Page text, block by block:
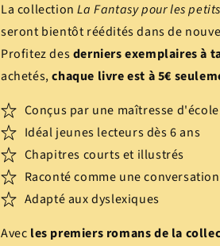
La collection La Fantasy pour les petits
seront bientôt réédités dans de
Profitez desderniers exemplaires à
achetés,chaque livre est à 5€
Conçus par une maîtresse d'école
Idéal jeunes lecteurs dès 6 ans
Chapitres courts et illustrés
Raconté comme une
Adapté aux dyslexiques
Avec les premiers romans de la